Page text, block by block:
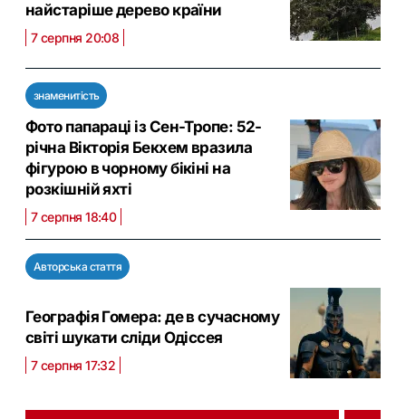
найстаріше дерево країни
7 серпня 20:08
знаменитість
Фото папараці із Сен-Тропе: 52-
річна Вікторія Бекхем вразила
фігурою в чорному бікіні на
розкішній яхті
7 серпня 18:40
Авторська стаття
Географія Гомера: де в сучасному
світі шукати сліди Одіссея
7 серпня 17:32